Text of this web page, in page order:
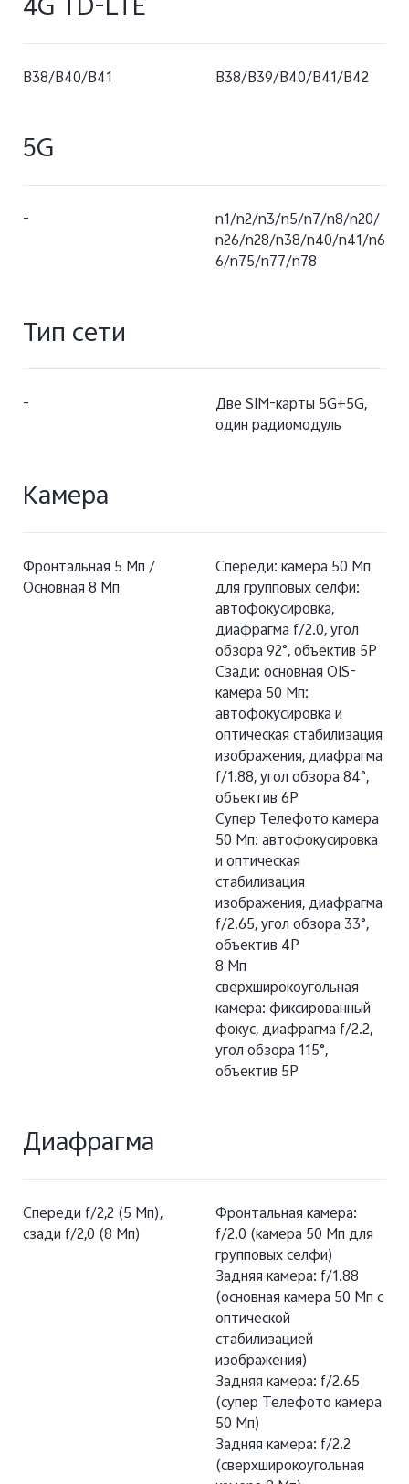
4G TD-LTE
В38/В40/В41 B38/B39/B40/B41/B42
5G
-
n1/n2/n3/n5/n7/n8/n20/
n26/n28/n38/n40/n41/n6
6/n75/n77/n78
Тип сети
-
Две SIM-карты 5G+5G,
один радиомодуль
Камера
Фронтальная 5 Мп /
Основная 8 Мп
Спереди: камера 50 Мп
для групповых селфи:
автофокусировка,
диафрагма f/2.0, угол
обзора 92°, объектив 5P
Сзади: основная OIS-
камера 50 Мп:
автофокусировка и
оптическая стабилизация
изображения, диафрагма
f/1.88, угол обзора 84°,
объектив 6P
Супер Телефото камера
50 Мп: автофокусировка
и оптическая
стабилизация
изображения, диафрагма
f/2.65, угол обзора 33°,
объектив 4P
8 Мп
сверхширокоугольная
камера: фиксированный
фокус, диафрагма f/2.2,
угол обзора 115°,
объектив 5P
Диафрагма
Спереди f/2,2 (5 Мп),
сзади f/2,0 (8 Мп)
Фронтальная камера:
f/2.0 (камера 50 Мп для
групповых селфи)
Задняя камера: f/1.88
(основная камера 50 Мп с
оптической
стабилизацией
изображения)
Задняя камера: f/2.65
(супер Телефото камера
50 Мп)
Задняя камера: f/2.2
(сверхширокоугольная